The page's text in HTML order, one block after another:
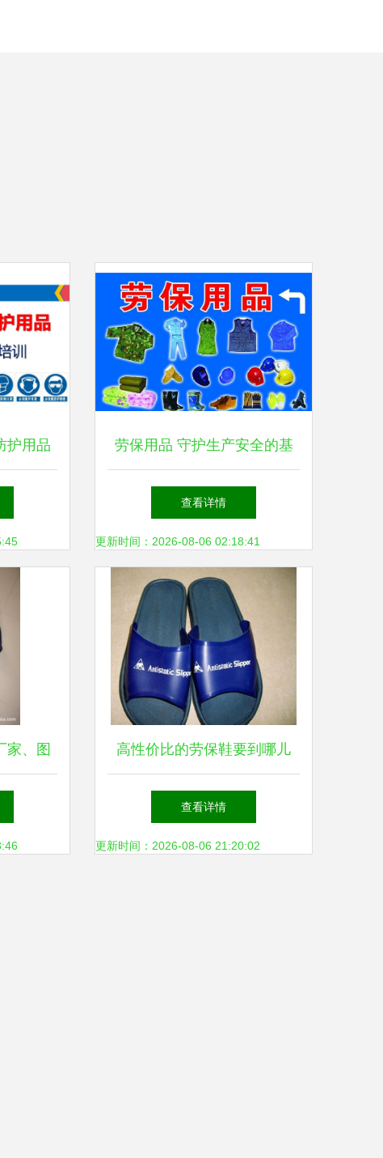
护用品
心要
劳保用品 守护生产安全的基
石——以丽江、渝西为例
查看详情
更新时间：2026-08-06 02:18:41
家、图 高性价比的劳保鞋要到哪儿
买,优惠的劳保用品图片|高性
价比的劳保鞋要到哪儿买,优
查看详情
更新时间：2026-08-06 21:20:02